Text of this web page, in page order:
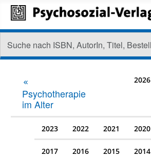
Psychotherapie
im Alter
2026
2023 2022 2021 2020
2017 2016 2015 2014